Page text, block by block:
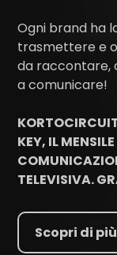
Ogni brand ha
trasmettere e
da raccontare,
a comunicare!
KEY, IL
TELEVISIVA.
Scopri di